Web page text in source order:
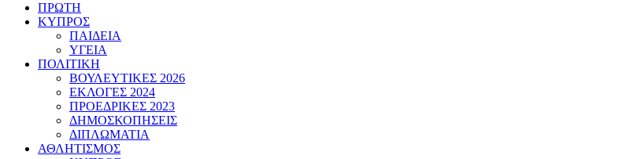
ΠΡΩΤΗ
ΚΥΠΡΟΣ
ΠΑΙΔΕΙΑ
ΥΓΕΙΑ
ΠΟΛΙΤΙΚΗ
ΒΟΥΛΕΥΤΙΚΕΣ 2026
ΕΚΛΟΓΕΣ 2024
ΠΡΟΕΔΡΙΚΕΣ 2023
ΔΗΜΟΣΚΟΠΗΣΕΙΣ
ΔΙΠΛΩΜΑΤΙΑ
ΑΘΛΗΤΙΣΜΟΣ